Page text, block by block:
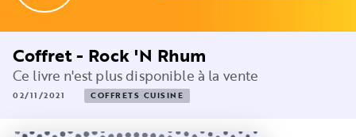
Coffret - Rock 'N Rhum
Ce livre n'est plus disponible à la vente
02/11/2021 COFFRETS CUISINE